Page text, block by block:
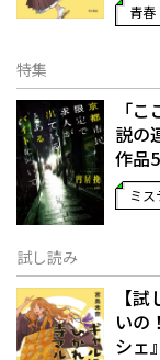
青春
特集
「
説の
作品
ミス
試し読み
【
いの
シェ